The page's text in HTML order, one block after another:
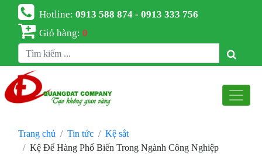
Hotline:0913 588 874 - 0913 333 756
Giỏ hàng:0
Trang chủ Tin tức
Kệ sắt
Kệ Để Hàng Phổ Biến Trong Ngành Công Nghiệp